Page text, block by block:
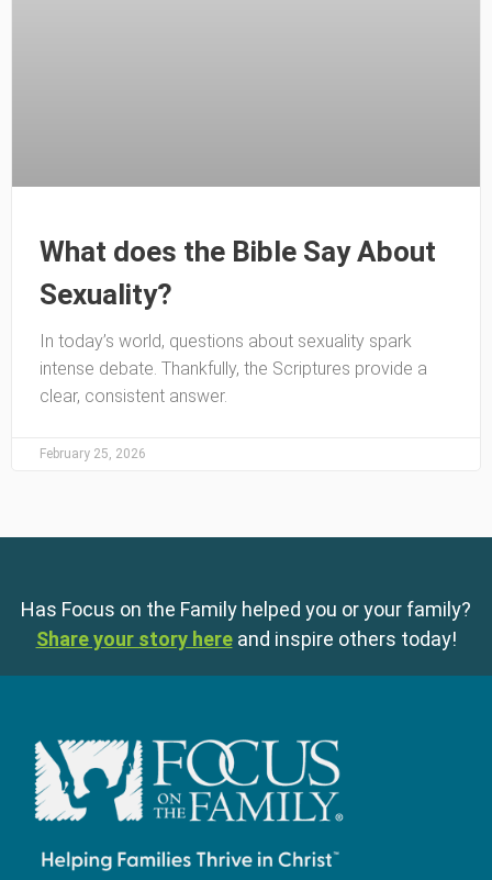
What does the Bible Say About
Sexuality?
In today’s world, questions about sexuality spark
intense debate. Thankfully, the Scriptures provide a
clear, consistent answer.
February 25, 2026
Has Focus on the Family helped you or your family?
Share your story here and inspire others today!